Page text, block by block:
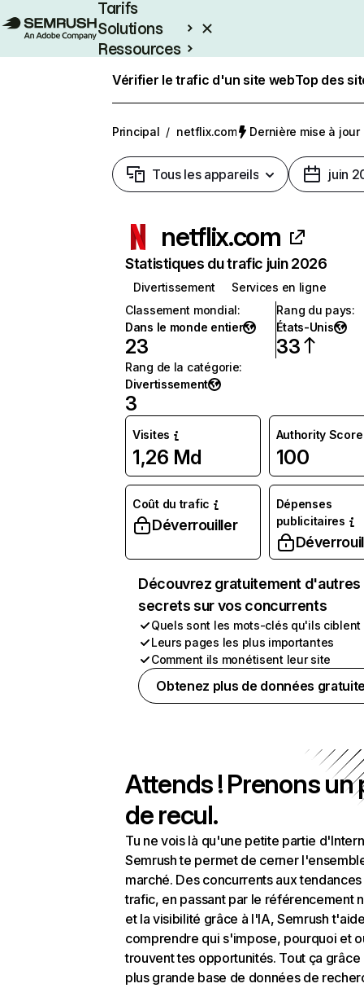
Tarifs
Solutions
Ressources
Vérifier le trafic d'un site webTop des
Principal / netflix.com Dernière mise à jour
Tous les appareils juin
netflix.com
Statistiques du trafic juin 2026
Divertissement
Services en ligne
Classement mondial:
Dans le monde entier
23
Rang du pays:
États-Unis
33
Rang de la catégorie:
Divertissement
3
Visites
1,26 Md
Authority Score
100
Coût du trafic
Déverrouiller
Dépenses
publicitaires
Découvrez gratuitement d'autres
secrets sur vos concurrents
Quels sont les mots-clés qu'ils ciblent
Leurs pages les plus importantes
Comment ils monétisent leur site
Obtenez plus de données
Attends ! Prenons un
de recul.
Tu ne vois là qu'une petite partie
Semrush te permet de cerner
marché. Des concurrents aux
trafic, en passant par le référencement
et la visibilité grâce à l'IA, Semrush
comprendre qui s'impose, pourquoi et
trouvent tes opportunités. Tout ça grâce
plus grande base de données de